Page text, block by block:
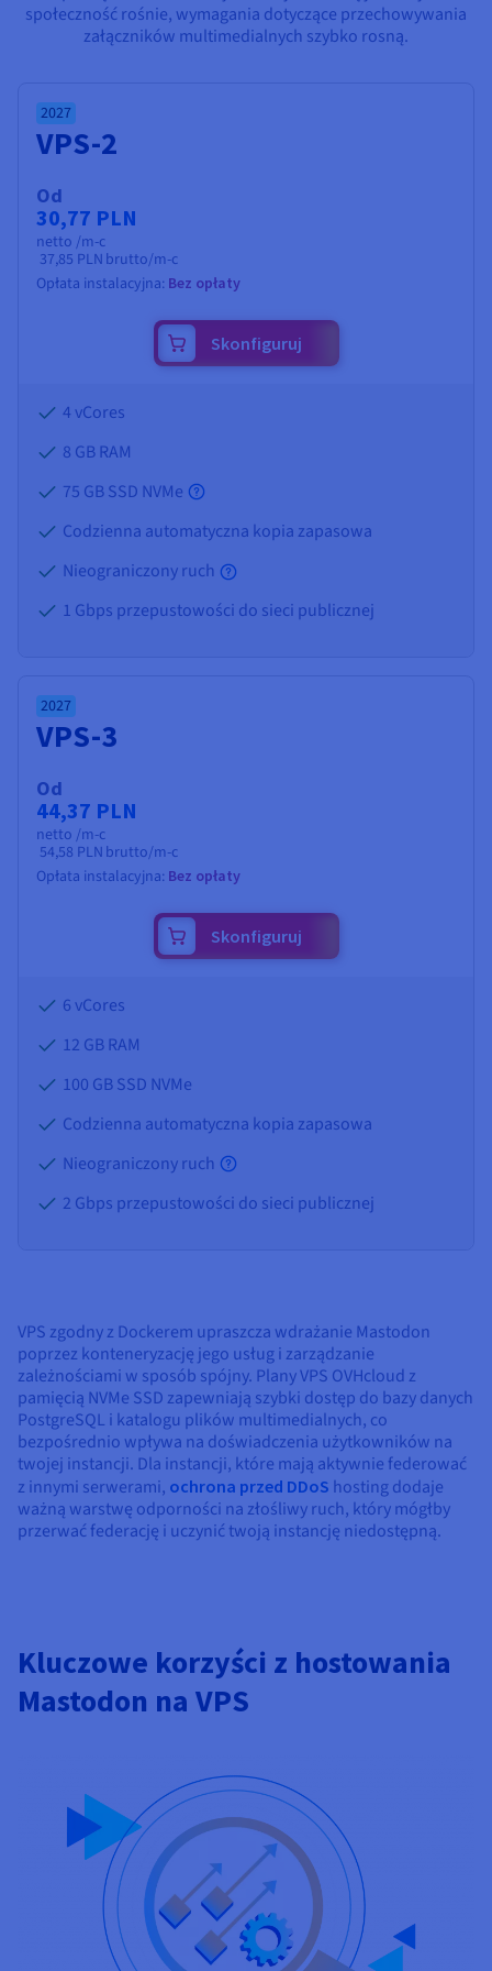
Cennik
Dostępność według regionów
Roadmap & Changelog
Monitorowanie
Roadmap & Changelog
Roadmap & Changelog
Roadmap & Changelog
Roadmap & Changelog
społeczność rośnie, wymagania dotyczące przechowywania
załączników multimedialnych szybko rosną.
2027
VPS-2
Od
30,77 PLN
netto /m-c
37,85 PLN brutto/m-c
Opłata instalacyjna: Bez opłaty
Skonfiguruj
4 vCores
8 GBRAM
75 GB SSD NVMe
Codzienna automatyczna kopia zapasowa
Nieograniczony ruch
1 Gbps przepustowości do sieci publicznej
2027
VPS-3
Od
44,37 PLN
netto /m-c
54,58 PLN brutto/m-c
Opłata instalacyjna: Bez opłaty
Skonfiguruj
6 vCores
12 GBRAM
100 GB SSD NVMe
Codzienna automatyczna kopia zapasowa
Nieograniczony ruch
2 Gbps przepustowości do sieci publicznej
VPS zgodny z Dockerem upraszcza wdrażanie Mastodon
poprzez konteneryzację jego usług i zarządzanie
zależnościami w sposób spójny. Plany VPS OVHcloud z
pamięcią NVMe SSD zapewniają szybki dostęp do bazy danych
PostgreSQL i katalogu plików multimedialnych, co
bezpośrednio wpływa na doświadczenia użytkowników na
twojej instancji. Dla instancji, które mają aktywnie federować
z innymi serwerami, ochrona przed DDoS hosting dodaje
ważną warstwę odporności na złośliwy ruch, który mógłby
przerwać federację i uczynić twoją instancję niedostępną.
Kluczowe korzyści z hostowania
Mastodon na VPS